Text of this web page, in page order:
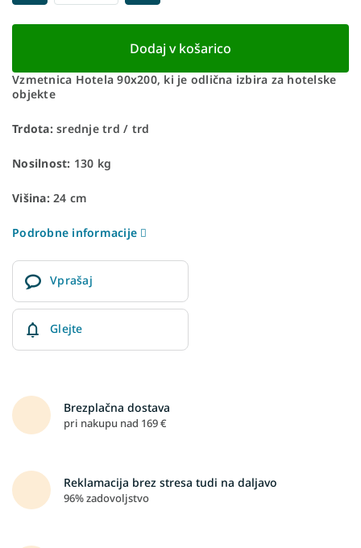
Dodaj v košarico
Vzmetnica Hotela 90x200, ki je odlična izbira za hotelske
objekte
Trdota:srednje trd / trd
Nosilnost: 130 kg
Višina:24 cm
Podrobne informacije
Vprašaj
Glejte
Brezplačna dostava
pri nakupu nad 169 €
Reklamacija brez stresa tudi na daljavo
96% zadovoljstvo